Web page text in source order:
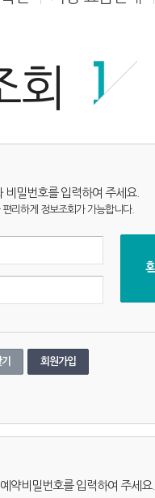
회
밀번호를 입력하여 주세요.
리하게 정보조회가 가능합니다.
회원가입
약비밀번호를 입력하여 주세요.